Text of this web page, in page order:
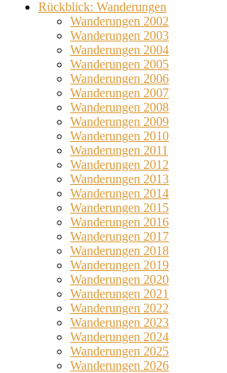
Rückblick: Wanderungen
Wanderungen 2002
Wanderungen 2003
Wanderungen 2004
Wanderungen 2005
Wanderungen 2006
Wanderungen 2007
Wanderungen 2008
Wanderungen 2009
Wanderungen 2010
Wanderungen 2011
Wanderungen 2012
Wanderungen 2013
Wanderungen 2014
Wanderungen 2015
Wanderungen 2016
Wanderungen 2017
Wanderungen 2018
Wanderungen 2019
Wanderungen 2020
Wanderungen 2021
Wanderungen 2022
Wanderungen 2023
Wanderungen 2024
Wanderungen 2025
Wanderungen 2026